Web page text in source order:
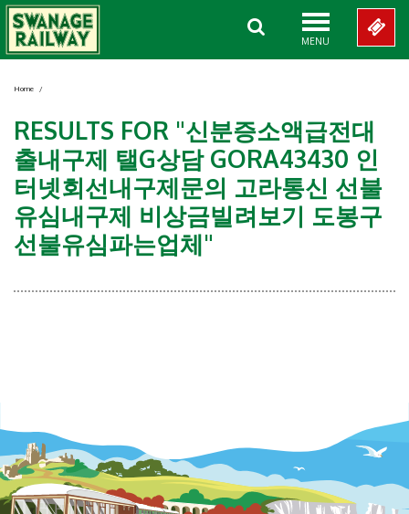
MENU
Home /
RESULTS FOR "신분증소액급전대
출내구제 탤G상담 GORA43430 인
터넷회선내구제문의 고라통신 선불
유심내구제 비상금빌려보기 도봉구
선불유심파는업체"